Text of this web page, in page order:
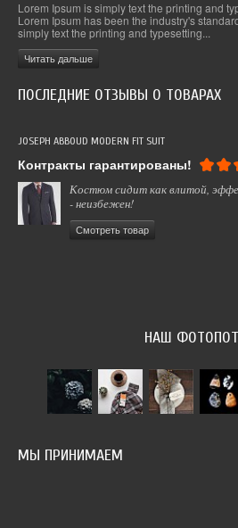
Lorem Ipsum is simply text the printing and
Lorem Ipsum has been the industry's
simply text the printing and typesetting...
Читать дальше
ПОСЛЕДНИЕ ОТЗЫВЫ О ТОВАРАХ
JOSEPH ABBOUD MODERN FIT SUIT
Контракты гарантированы!
Костюм сидит как влитой,
- неизбежен!
Смотреть товар
НАШ
МЫ ПРИНИМАЕМ